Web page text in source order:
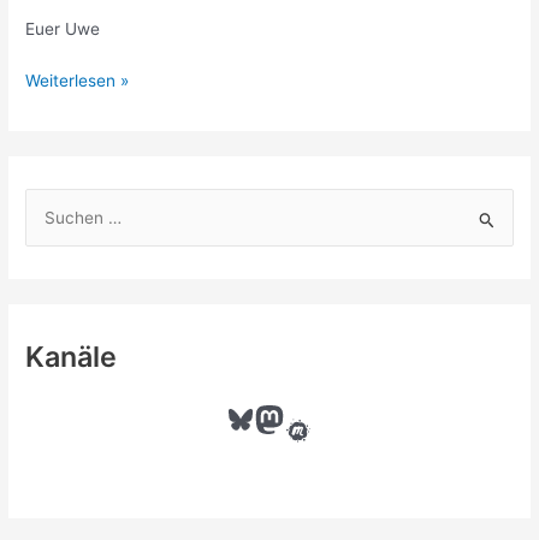
Euer Uwe
Roboter,
Weiterlesen »
n
Kanäle
Bluesky Mastodon Meetup